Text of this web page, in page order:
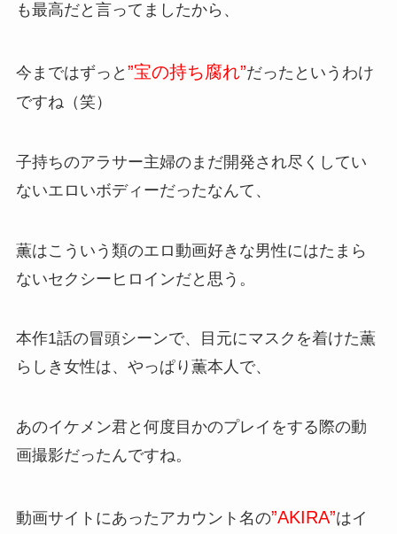
も最高だと言ってましたから、
今まではずっと ”宝の持ち腐れ”だったというわけ
ですね（笑）
子持ちのアラサー主婦のまだ開発され尽くしてい
ないエロいボディーだったなんて、
薫はこういう類のエロ動画好きな男性にはたまら
ないセクシーヒロインだと思う。
本作1話の冒頭シーンで、目元にマスクを着けた薫
らしき女性は、やっぱり薫本人で、
あのイケメン君と何度目かのプレイをする際の動
画撮影だったんですね。
動画サイトにあったアカウント名の”AKIRA”はイ